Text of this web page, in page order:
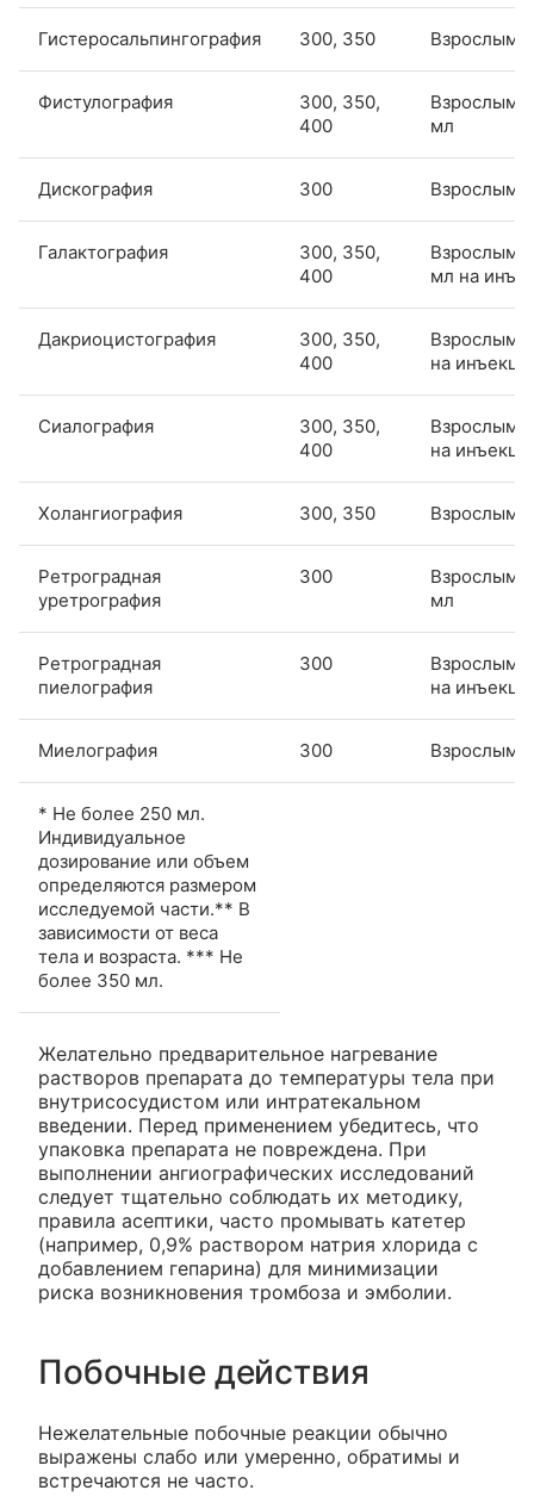
Гистеросальпингография 300, 350 Взрослым:
Фистулография
300, 350,
400
Взрослым:
мл
Дискография 300 Взрослым:
Галактография
300, 350,
400
Взрослым:
мл на
Дакриоцистография
300, 350,
400
Взрослым:
на
Сиалография
300, 350,
400
Взрослым:
на
Холангиография 300, 350 Взрослым:
Ретроградная
уретрография
300
Взрослым:
мл
Ретроградная
пиелография
300
Взрослым:
на
Миелография 300 Взрослым:
* Не более 250 мл.
Индивидуальное
дозирование или объем
определяются размером
исследуемой части.** В
зависимости от веса
тела и возраста. *** Не
более 350 мл.
Желательно предварительное нагревание
растворов препарата до температуры тела при
внутрисосудистом или интратекальном
введении. Перед применением убедитесь, что
упаковка препарата не повреждена. При
выполнении ангиографических исследований
следует тщательно соблюдать их методику,
правила асептики, часто промывать катетер
(например, 0,9% раствором натрия хлорида с
добавлением гепарина) для минимизации
риска возникновения тромбоза и эмболии.
Побочные действия
Нежелательные побочные реакции обычно
выражены слабо или умеренно, обратимы и
встречаются не часто.